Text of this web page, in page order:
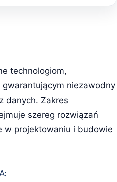
technologiom,
niezawodny
danych. Zakres
szereg rozwiązań
w projektowaniu i budowie